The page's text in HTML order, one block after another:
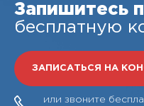
Запишитесь
бесплатную
ЗАПИСАТЬСЯ НА
или звоните